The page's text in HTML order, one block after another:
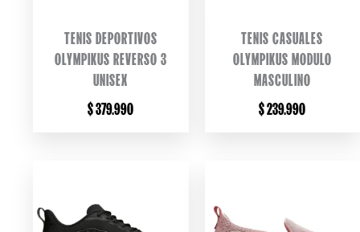
TENIS DEPORTIVOS
OLYMPIKUS REVERSO 3
UNISEX
$379.990
TENIS CASUALES
OLYMPIKUS MODULO
MASCULINO
$239.990